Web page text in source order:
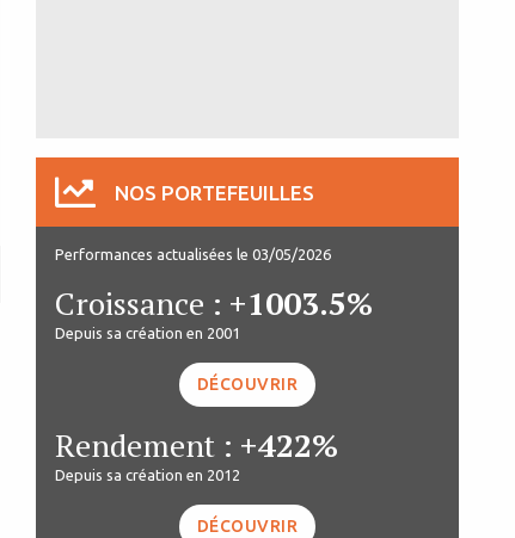
NOS PORTEFEUILLES
Performances actualisées le 03/05/2026
Croissance : +1003.5%
Depuis sa création en 2001
DÉCOUVRIR
Rendement : +422%
Depuis sa création en 2012
DÉCOUVRIR